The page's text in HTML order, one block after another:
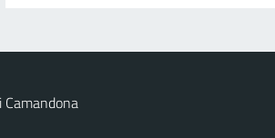
Camandona